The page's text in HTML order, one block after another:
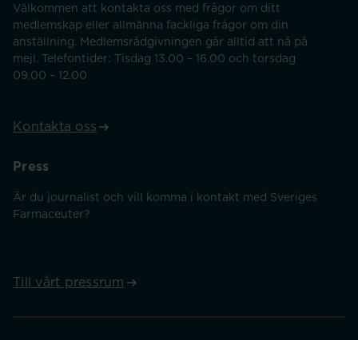
Välkommen att kontakta oss med frågor om ditt
medlemskap eller allmänna fackliga frågor om din
anställning. Medlemsrådgivningen går alltid att nå på
mejl. Telefontider: Tisdag 13.00 – 16.00 och torsdag
09.00 – 12.00
Kontakta oss
Press
Är du journalist och vill komma i kontakt med Sveriges
Farmaceuter?
Till vårt pressrum